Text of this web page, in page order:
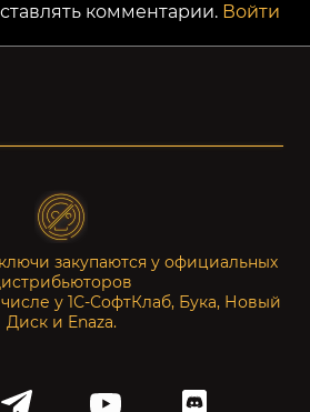
комментарии. Войти
закупаются у официальных
у 1С-СофтКлаб, Бука, Новый
Диск и Enaza.